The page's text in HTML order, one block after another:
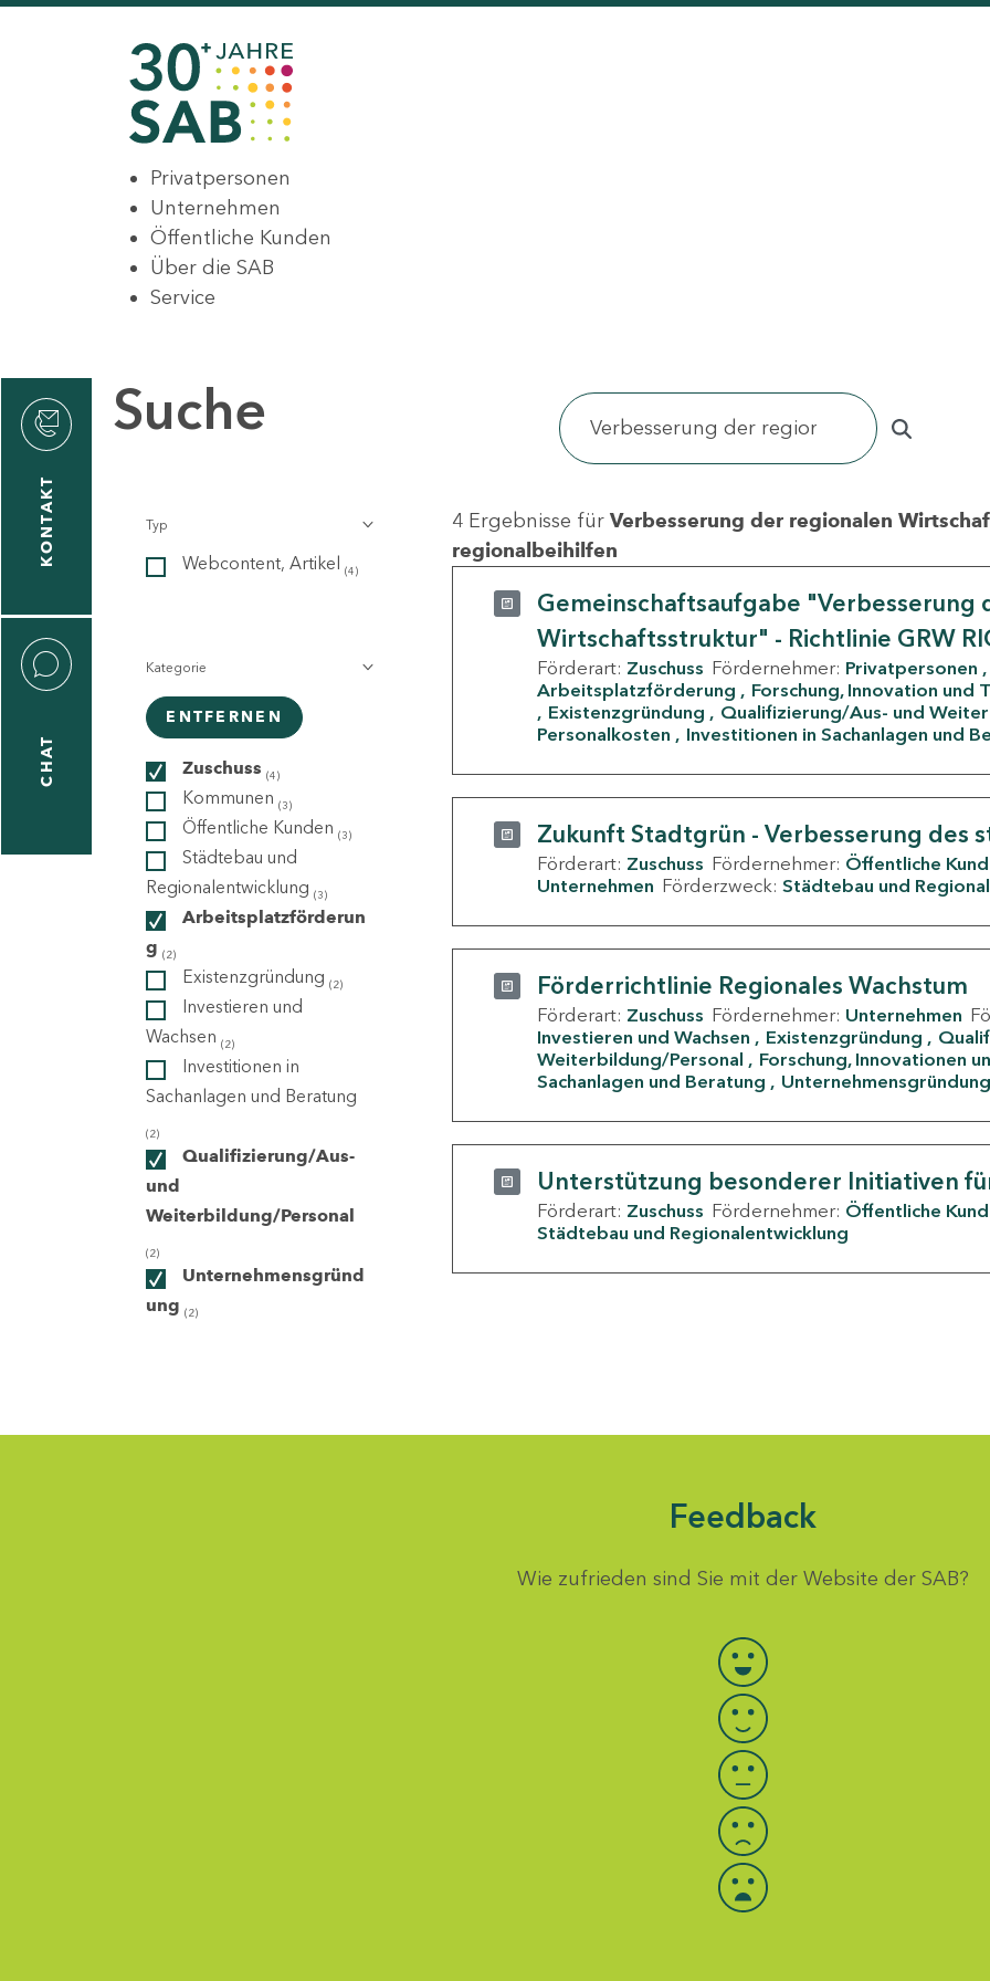
Privatpersonen
Unternehmen
Öffentliche Kunden
Über die SAB
Service
KONTAKT
CHAT
Suche
Typ
Webcontent, Artikel (4)
Kategorie
ENTFERNEN
Zuschuss (4)
Kommunen (3)
Öffentliche Kunden (3)
Städtebau und
Regionalentwicklung (3)
Arbeitsplatzförderun
g (2)
Existenzgründung (2)
Investieren und
Wachsen (2)
Investitionen in
Sachanlagen und Beratung
(2)
Qualifizierung/Aus-
und
Weiterbildung/Personal
(2)
Unternehmensgründ
ung (2)
4 Ergebnisse für Verbesserung der regionalen
regionalbeihilfen
Gemeinschaftsaufgabe "Verbesserung
Wirtschaftsstruktur" - Richtlinie GRW
Förderart: Zuschuss Fördernehmer: Privatpersonen
Arbeitsplatzförderung
Forschung, Innovation und
Existenzgründung
Qualifizierung/Aus- und
Personalkosten
Investitionen in Sachanlagen und
Zukunft Stadtgrün - Verbesserung des
Förderart: Zuschuss Fördernehmer: Öffentliche
Unternehmen Förderzweck: Städtebau und
Förderrichtlinie Regionales Wachstum
Förderart: Zuschuss Fördernehmer: Unternehmen
Investieren und Wachsen
Existenzgründung
Weiterbildung/Personal
Forschung, Innovationen
Sachanlagen und Beratung
Unternehmensgründung
Unterstützung besonderer Initiativen
Förderart: Zuschuss Fördernehmer: Öffentliche
Städtebau und Regionalentwicklung
Feedback
Wie zufrieden sind Sie mit der Website der SAB?
Bewertung auswählen